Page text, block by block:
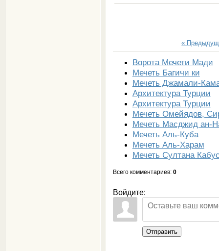
«
Ворота Мечети Мади
Мечеть Багичи ки
Мечеть Джамали-
Архитектура Турции
Архитектура Турции
Мечеть Омейядов,
Мечеть Масджид ан-
Мечеть Аль-Куба
Мечеть Аль-Харам
Мечеть Султана
Всего комментариев: 0
Войдите:
Отправить